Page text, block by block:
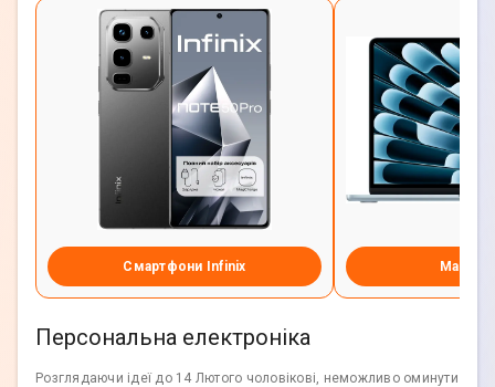
Смартфони Infinix
Персональна електроніка
Розглядаючи ідеї до 14 Лютого чоловікові, неможливо оминути